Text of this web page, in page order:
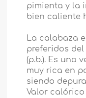
pimienta y la
bien caliente
La calabaza
preferidos
(p.b.). Es una
muy rica en
siendo
Valor calórico